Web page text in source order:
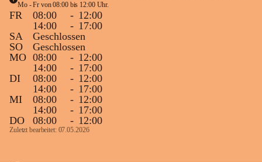
Mo - Fr von 08:00 bis 12:00 Uhr.
FR 08:00 - 12:00
14:00
- 17:00
SA
Geschlossen
SO
Geschlossen
MO 08:00 - 12:00
14:00
- 17:00
DI
08:00 - 12:00
14:00
- 17:00
MI
08:00 - 12:00
14:00
- 17:00
DO
08:00 - 12:00
Zuletzt bearbeitet: 07.05.2026